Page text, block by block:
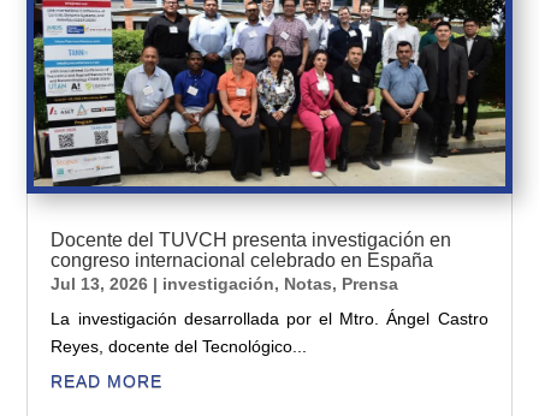
Docente del TUVCH presenta investigación en
congreso internacional celebrado en España
Jul 13, 2026 | investigación, Notas, Prensa
La investigación desarrollada por el Mtro. Ángel Castro
Reyes, docente del Tecnológico...
READ MORE